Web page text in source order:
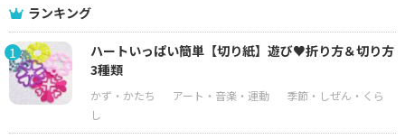
ランキング
1
ハートいっぱい簡単【切り紙】遊び♥折り方＆切り方
3種類